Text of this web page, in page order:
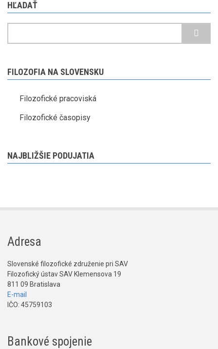
HĽADAŤ
FILOZOFIA NA SLOVENSKU
Filozofické pracoviská
Filozofické časopisy
NAJBLIŽŠIE PODUJATIA
Adresa
Slovenské filozofické združenie pri SAV
Filozofický ústav SAV Klemensova 19
811 09 Bratislava
E-mail
IČO: 45759103
Bankové spojenie